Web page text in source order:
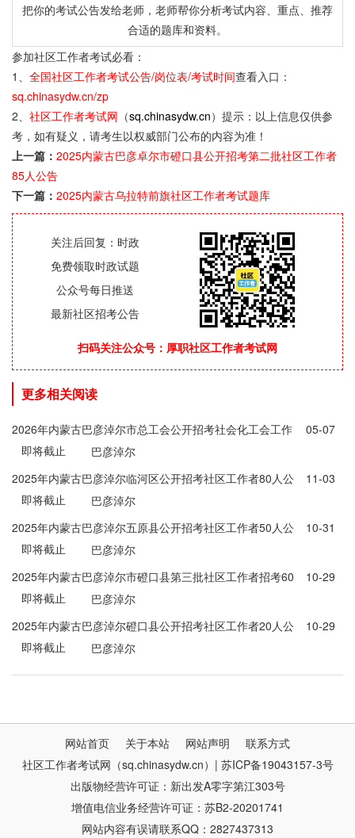
把你的考试公告发给老师，老师帮你分析考试内容、重点、推荐
合适的题库和资料。
参加社区工作者考试必看：
1、 全国社区工作者考试公告/岗位表/考试时间查看入口：
sq.chinasydw.cn/zp
2、 社区工作者考试网 （sq.chinasydw.cn）提示：以上信息仅供参
考，如有疑义，请考生以权威部门公布的内容为准！
上一篇： 2025内蒙古巴彦卓尔市磴口县公开招考第二批社区工作者
85人公告
下一篇： 2025内蒙古乌拉特前旗社区工作者考试题库
关注后回复：时政
免费领取时政试题
公众号每日推送
最新社区招考公告
扫码关注公众号：厚职社区工作者考试网
更多相关阅读
2026年内蒙古巴彦淖尔市总工会公开招考社会化工会工作
者和专职集体协商指导员公告
05-07
即将截止
巴彦淖尔
2025年内蒙古巴彦淖尔临河区公开招考社区工作者80人公
告
11-03
即将截止
巴彦淖尔
2025年内蒙古巴彦淖尔五原县公开招考社区工作者50人公
告
10-31
即将截止
巴彦淖尔
2025年内蒙古巴彦淖尔市磴口县第三批社区工作者招考60
人公告
10-29
即将截止
巴彦淖尔
2025年内蒙古巴彦淖尔磴口县公开招考社区工作者20人公
告
10-29
即将截止
巴彦淖尔
网站首页 关于本站 网站声明
联系方式
社区工作者考试网（sq.chinasydw.cn）| 苏ICP备19043157-3号
出版物经营许可证：新出发A零字第江303号
增值电信业务经营许可证：苏B2-20201741
网站内容有误请联系QQ：2827437313